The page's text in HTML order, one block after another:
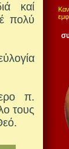
καί
πολύ
π.
τους